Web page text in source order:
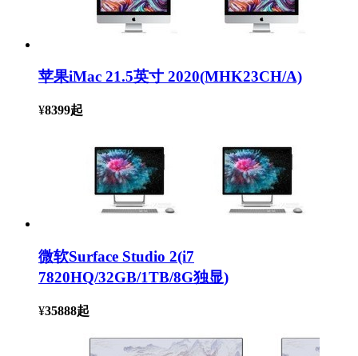
苹果iMac 21.5英寸 2020(MHK23CH/A)
¥8399起
微软Surface Studio 2(i7
7820HQ/32GB/1TB/8G独显)
¥35888起